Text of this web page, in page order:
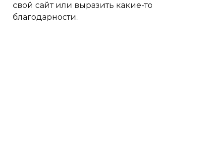
свой сайт или выразить какие-то
благодарности.